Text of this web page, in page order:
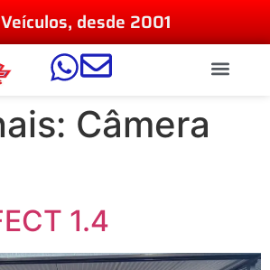
desde 2001
Câmera
1.4